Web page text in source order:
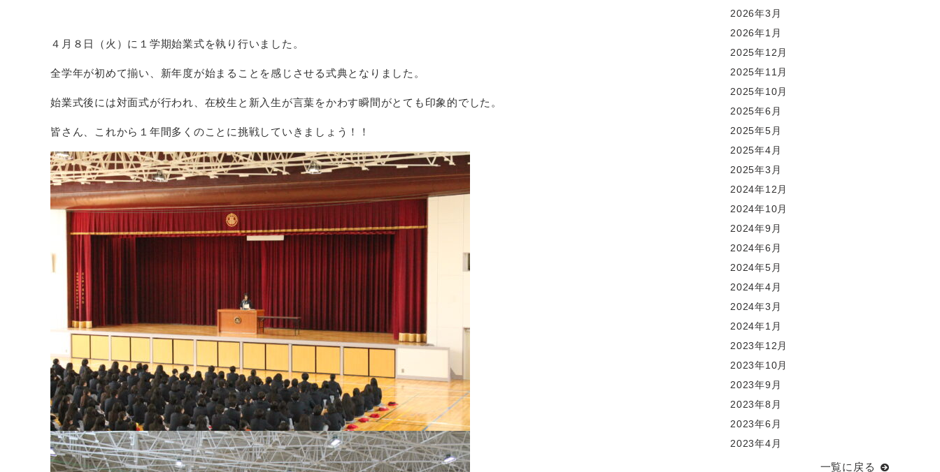
４月８日（火）に１学期始業式を執り行いました。
全学年が初めて揃い、新年度が始まることを感じさせる式典となりました。
始業式後には対面式が行われ、在校生と新入生が言葉をかわす瞬間がとても印象的でした。
皆さん、これから１年間多くのことに挑戦していきましょう！！
2026年3月
2026年1月
2025年12月
2025年11月
2025年10月
2025年6月
2025年5月
2025年4月
2025年3月
2024年12月
2024年10月
2024年9月
2024年6月
2024年5月
2024年4月
2024年3月
2024年1月
2023年12月
2023年10月
2023年9月
2023年8月
2023年6月
2023年4月
一覧に戻る